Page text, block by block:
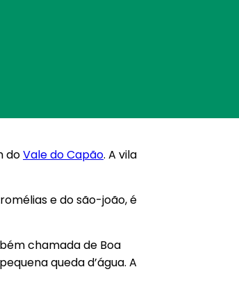
doVale do Capão. A vila
e do são-joão, é
chamada de Boa
queda d’água. A